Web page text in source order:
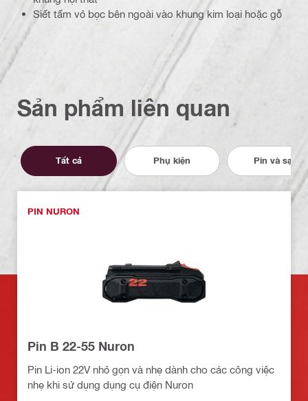
Siết tấm vỏ bọc bên ngoài vào khung kim loại hoặc gỗ
Sản phẩm liên quan
Tất cả Phụ kiện Pin và sạc
PIN NURON
Pin B 22-55 Nuron
Pin Li-ion 22V nhỏ gọn và nhẹ dành cho các công việc
nhẹ khi sử dụng dụng cụ điện Nuron